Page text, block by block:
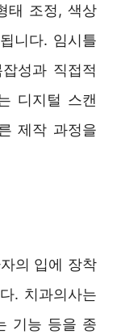
태 조정, 색상
니다. 임시틀
성과 직접적
디지털 스캔
제작 과정을
의 입에 장착
. 치과의사는
기능 등을 종